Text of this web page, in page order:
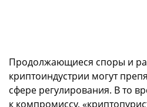
Продолжающиеся споры и
криптоиндустрии могут
сфере регулирования. В то
к компромиссу,